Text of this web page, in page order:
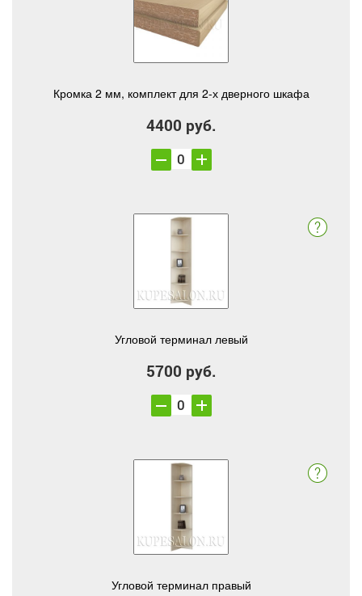
Кромка 2 мм, комплект для 2-х дверного шкафа
4400 руб.
Угловой терминал левый
5700 руб.
Угловой терминал правый